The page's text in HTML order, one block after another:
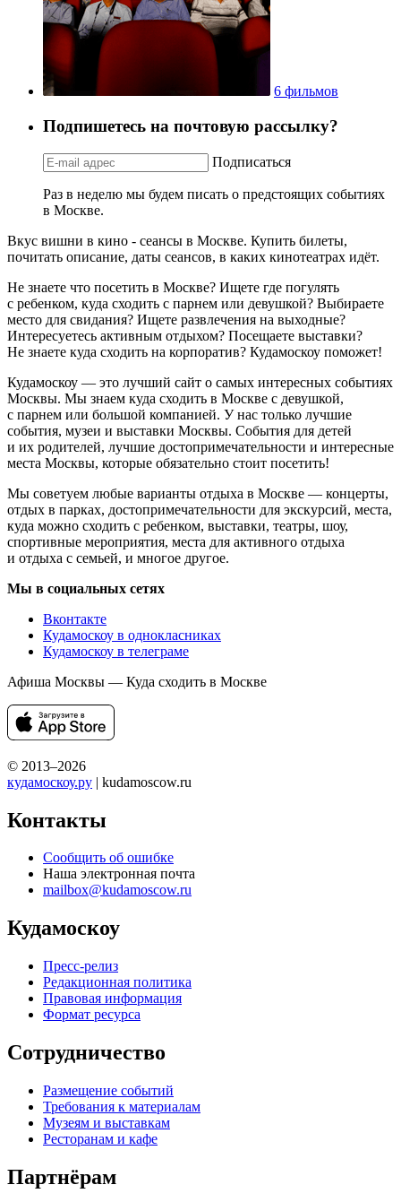
6 фильмов
Подпишетесь на почтовую рассылку?
Подписаться
Раз в неделю мы будем писать о предстоящих событиях
в Москве.
Вкус вишни в кино - сеансы в Москве. Купить билеты,
почитать описание, даты сеансов, в каких кинотеатрах идёт.
Не знаете что посетить в Москве? Ищете где погулять
с ребенком, куда сходить с парнем или девушкой? Выбираете
место для свидания? Ищете развлечения на выходные?
Интересуетесь активным отдыхом? Посещаете выставки?
Не знаете куда сходить на корпоратив? Кудамоскоу поможет!
Кудамоскоу — это лучший сайт о самых интересных событиях
Москвы. Мы знаем куда сходить в Москве с девушкой,
с парнем или большой компанией. У нас только лучшие
события, музеи и выставки Москвы. События для детей
и их родителей, лучшие достопримечательности и интересные
места Москвы, которые обязательно стоит посетить!
Мы советуем любые варианты отдыха в Москве — концерты,
отдых в парках, достопримечательности для экскурсий, места,
куда можно сходить с ребенком, выставки, театры, шоу,
спортивные мероприятия, места для активного отдыха
и отдыха с семьей, и многое другое.
Мы в социальных сетях
Вконтакте
Кудамоскоу в однокласниках
Кудамоскоу в телеграме
Афиша Москвы — Куда сходить в Москве
© 2013–2026
кудамоскоу.ру | kudamoscow.ru
Контакты
Сообщить об ошибке
Наша электронная почта
mailbox@kudamoscow.ru
Кудамоскоу
Пресс-релиз
Редакционная политика
Правовая информация
Формат ресурса
Сотрудничество
Размещение событий
Требования к материалам
Музеям и выставкам
Ресторанам и кафе
Партнёрам